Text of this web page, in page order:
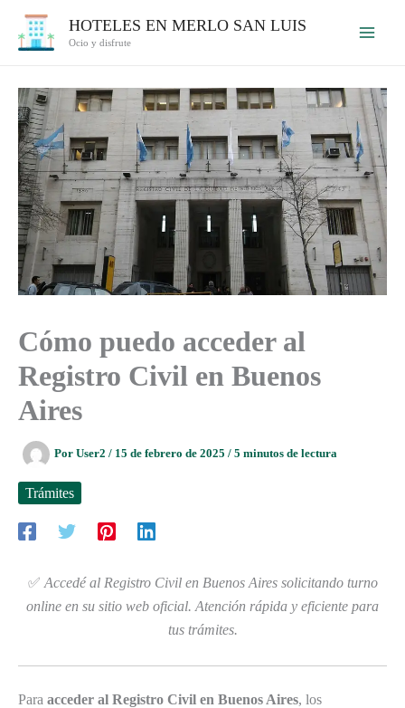
HOTELES EN MERLO SAN LUIS
Ocio y disfrute
Cómo puedo acceder al
Registro Civil en Buenos
Aires
Por User2 / 15 de febrero de 2025 / 5 minutos de lectura
Trámites
✅ Accedé al Registro Civil en Buenos Aires solicitando turno
online en su sitio web oficial. Atención rápida y eficiente para
tus trámites.
Para acceder al Registro Civil en Buenos Aires, los